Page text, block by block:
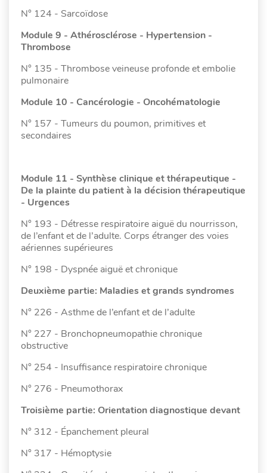
N° 124 - Sarcoïdose
Module 9 - Athérosclérose - Hypertension -
Thrombose
N° 135 - Thrombose veineuse profonde et embolie
pulmonaire
Module 10 - Cancérologie - Oncohématologie
N° 157 - Tumeurs du poumon, primitives et
secondaires
Module 11 - Synthèse clinique et thérapeutique -
De la plainte du patient à la décision thérapeutique
- Urgences
N° 193 - Détresse respiratoire aiguë du nourrisson,
de l’enfant et de l’adulte. Corps étranger des voies
aériennes supérieures
N° 198 - Dyspnée aiguë et chronique
Deuxième partie: Maladies et grands syndromes
N° 226 - Asthme de l’enfant et de l’adulte
N° 227 - Bronchopneumopathie chronique
obstructive
N° 254 - Insuffisance respiratoire chronique
N° 276 - Pneumothorax
Troisième partie: Orientation diagnostique devant
N° 312 - Épanchement pleural
N° 317 - Hémoptysie